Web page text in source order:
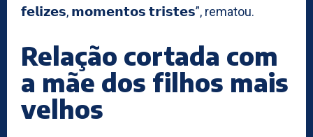
𝗳𝗲𝗹𝗶𝘇𝗲𝘀, 𝗺𝗼𝗺𝗲𝗻𝘁𝗼𝘀 𝘁𝗿𝗶𝘀𝘁𝗲𝘀”, rematou.
Relação cortada com
a mãe dos filhos mais
velhos